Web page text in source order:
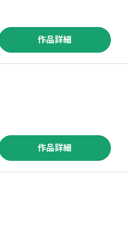
作品詳細
作品詳細